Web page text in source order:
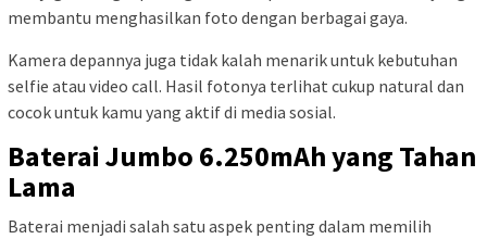
membantu menghasilkan foto dengan berbagai gaya.
Kamera depannya juga tidak kalah menarik untuk kebutuhan
selfie atau video call. Hasil fotonya terlihat cukup natural dan
cocok untuk kamu yang aktif di media sosial.
Baterai Jumbo 6.250mAh yang Tahan
Lama
Baterai menjadi salah satu aspek penting dalam memilih